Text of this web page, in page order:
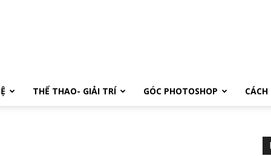
THỂ THAO- GIẢI TRÍ GÓC PHOTOSHOP CÁCH